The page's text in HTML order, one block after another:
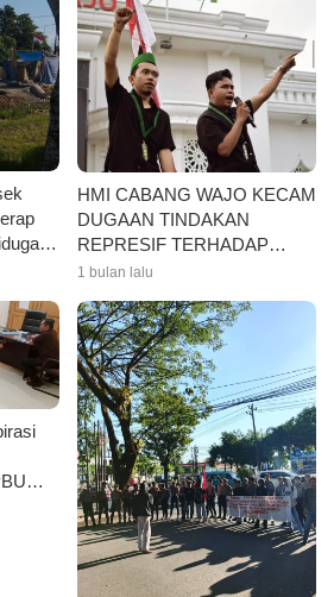
HMI CABANG WAJO KECAM
DUGAAN TINDAKAN
REPRESIF TERHADAP
KADER HMI CABANG
1 bulan lalu